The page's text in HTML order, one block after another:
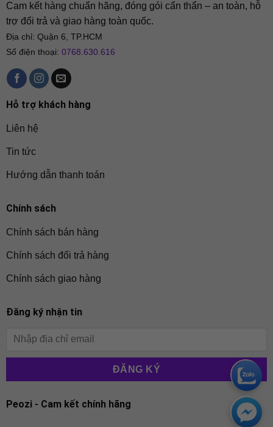
Cam kết hàng chuẩn hãng, đóng gói cẩn thẩn – an toàn, hỗ
trợ đổi trả và giao hàng toàn quốc.
Địa chỉ: Quận 6, TP.HCM
Số điện thoại: 0768.630.616
Hỗ trợ khách hàng
Liên hệ
Tin tức
Hướng dẫn thanh toán
Chính sách
Chính sách bán hàng
Chính sách đổi trả hàng
Chính sách giao hàng
Đăng ký nhận tin
Peozi - Cam kết chính hãng